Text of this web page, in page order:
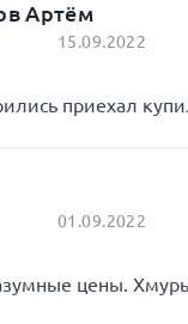
Артём
15.09.2022
приехал
01.09.2022
цены.